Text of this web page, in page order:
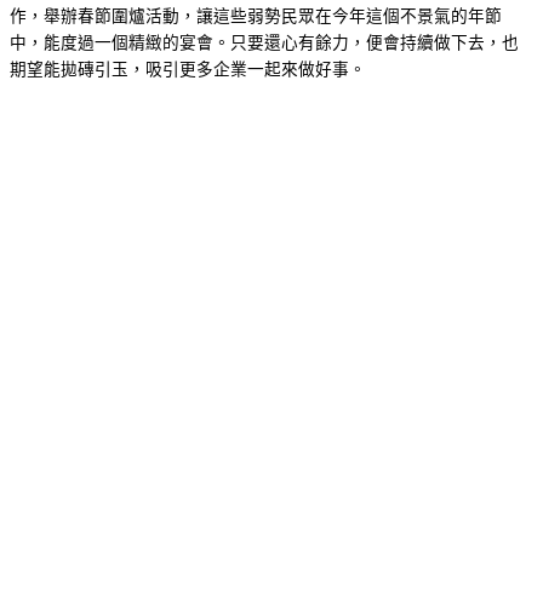
作，舉辦春節圍爐活動，讓這些弱勢民眾在今年這個不景氣的年節
中，能度過一個精緻的宴會。只要還心有餘力，便會持續做下去，也
期望能拋磚引玉，吸引更多企業一起來做好事。